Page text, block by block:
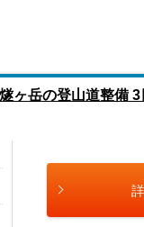
ヶ岳の登山道整備